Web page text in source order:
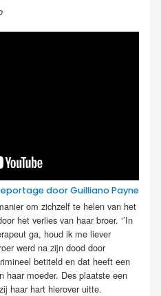
door Guilliano Payne
om zichzelf te helen van het
het verlies van haar broer. ‘’In
ga, houd ik me liever
werd na zijn dood door
betiteld en dat heeft een
haar moeder. Des plaatste een
haar hart hierover uitte.